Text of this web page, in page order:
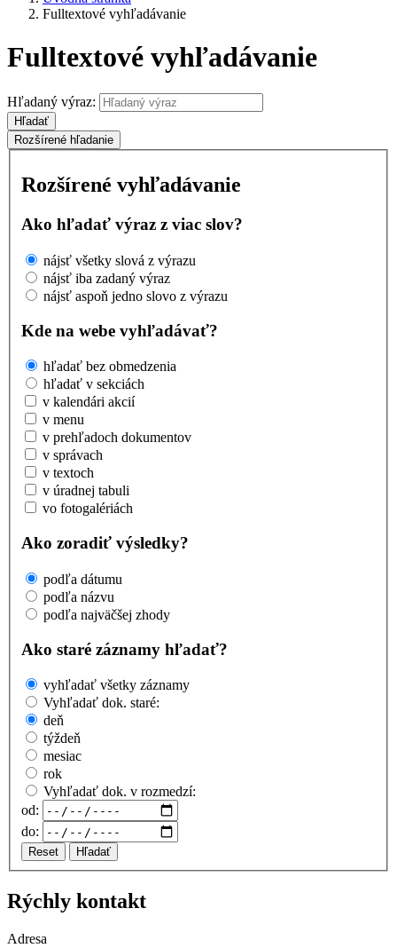
Fulltextové vyhľadávanie
Fulltextové vyhľadávanie
Hľadaný výraz:
Hľadať
Rozšírené hľadanie
Rozšírené vyhľadávanie
Ako hľadať výraz z viac slov?
nájsť všetky slová z výrazu
nájsť iba zadaný výraz
nájsť aspoň jedno slovo z výrazu
Kde na webe vyhľadávať?
hľadať bez obmedzenia
hľadať v sekciách
v kalendári akcií
v menu
v prehľadoch dokumentov
v správach
v textoch
v úradnej tabuli
vo fotogalériách
Ako zoradiť výsledky?
podľa dátumu
podľa názvu
podľa najväčšej zhody
Ako staré záznamy hľadať?
vyhľadať všetky záznamy
Vyhľadať dok. staré:
deň
týždeň
mesiac
rok
Vyhľadať dok. v rozmedzí:
od:
do:
Reset Hľadať
Rýchly kontakt
Adresa